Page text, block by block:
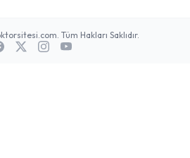
Tüm Hakları Saklıdır.